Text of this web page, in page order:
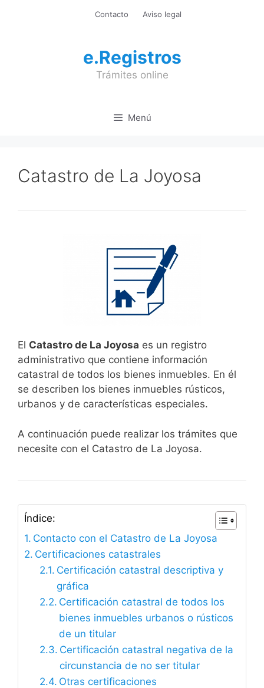
Contacto Aviso legal
e.Registros
Trámites online
Menú
Catastro de La Joyosa
El Catastro de La Joyosa es un registro
administrativo que contiene información
catastral de todos los bienes inmuebles. En él
se describen los bienes inmuebles rústicos,
urbanos y de características especiales.
A continuación puede realizar los trámites que
necesite con el Catastro de La Joyosa.
Índice:
Contacto con el Catastro de La Joyosa
Certificaciones catastrales
Certificación catastral descriptiva y
gráfica
Certificación catastral de todos los
bienes inmuebles urbanos o rústicos
de un titular
Certificación catastral negativa de la
circunstancia de no ser titular
Otras certificaciones